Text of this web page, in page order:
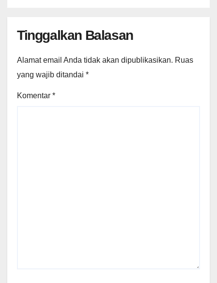
Tinggalkan Balasan
Alamat email Anda tidak akan dipublikasikan. Ruas
yang wajib ditandai *
Komentar *